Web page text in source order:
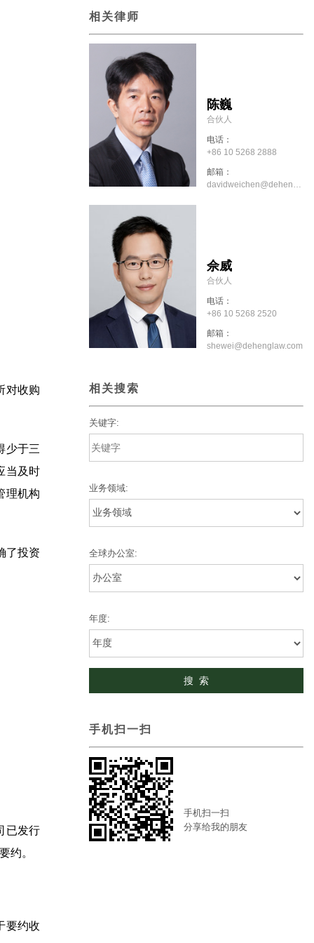
对收购
少于三
当及时
理机构
了投资
已发行
约。
要约收
相关律师
陈巍
合伙人
电话：
+86 10 5268 2888
邮箱：
davidweichen@dehenglaw.com
佘威
合伙人
电话：
+86 10 5268 2520
邮箱：
shewei@dehenglaw.com
相关搜索
关键字:
业务领域:
全球办公室:
年度:
手机扫一扫
手机扫一扫
分享给我的朋友